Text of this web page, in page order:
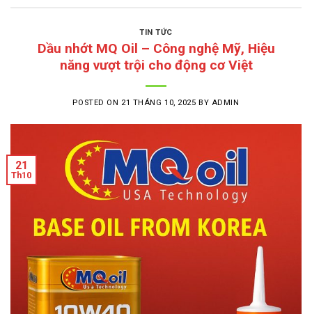
TIN TỨC
Dầu nhớt MQ Oil – Công nghệ Mỹ, Hiệu
năng vượt trội cho động cơ Việt
POSTED ON 21 THÁNG 10, 2025 BY ADMIN
21
Th10